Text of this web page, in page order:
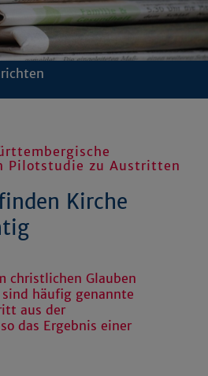
Pilotstudie zu Austritten
Kirche
christlichen Glauben
häufig genannte
aus der
das Ergebnis einer